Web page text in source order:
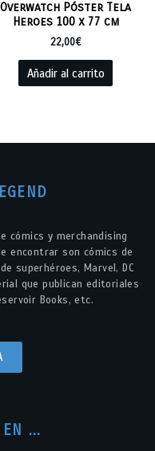
Overwatch Póster Tela
Heroes 100 x 77 cm
22,00€
Añadir al carrito
cómics y merchandising
encontrar son cómics de
superhéroes, Marvel, DC
que publican editoriales
Books, etc.
EN ...